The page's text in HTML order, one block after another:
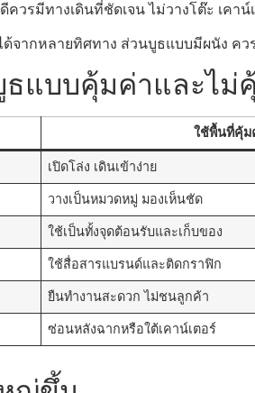
วรมีทางเดินที่ชัดเจน ไม่วางโต๊ะ เคา
จากหลายทิศทาง ส่วนบูธแบบมีผนัง ค
ธแบบคุ้มค่าและไม่
ใช้พื้นที่คุ้ม
เปิดโล่ง เดินเข้าง่าย
วางเป็นหมวดหมู่ มองเห็นชัด
ใช้เป็นทั้งจุดต้อนรับและเก็บของ
ใช้สื่อสารแบรนด์และติดกราฟิก
ยืนทำงานสะดวก ไม่ชนลูกค้า
ซ่อนหลังฉากหรือใต้เคาน์เตอร์